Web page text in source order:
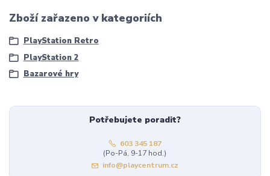
Zboží zařazeno v kategoriích
PlayStation Retro
PlayStation 2
Bazarové hry
Potřebujete poradit?
603 345 187
(Po-Pá, 9-17 hod.)
info@playcentrum.cz